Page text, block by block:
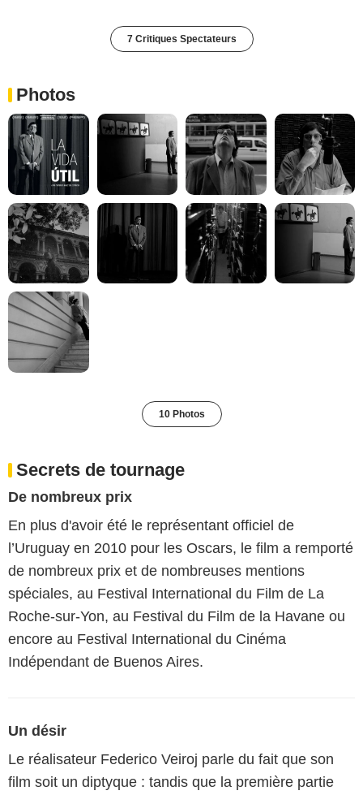
7 Critiques Spectateurs
Photos
10 Photos
Secrets de tournage
De nombreux prix
En plus d'avoir été le représentant officiel de
l’Uruguay en 2010 pour les Oscars, le film a remporté
de nombreux prix et de nombreuses mentions
spéciales, au Festival International du Film de La
Roche-sur-Yon, au Festival du Film de la Havane ou
encore au Festival International du Cinéma
Indépendant de Buenos Aires.
Un désir
Le réalisateur Federico Veiroj parle du fait que son
film soit un diptyque : tandis que la première partie